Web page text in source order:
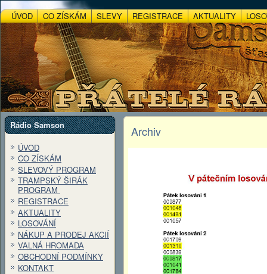
ÚVOD CO ZÍSKÁM SLEVY REGISTRACE AKTUALITY
Rádio Samson
ÚVOD
CO ZÍSKÁM
SLEVOVÝ PROGRAM
TRAMPSKÝ ŠIRÁK
PROGRAM
REGISTRACE
AKTUALITY
LOSOVÁNÍ
NÁKUP A PRODEJ AKCIÍ
VALNÁ HROMADA
OBCHODNÍ PODMÍNKY
KONTAKT
Archiv